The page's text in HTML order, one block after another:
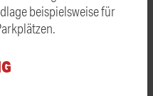
beispielsweise für